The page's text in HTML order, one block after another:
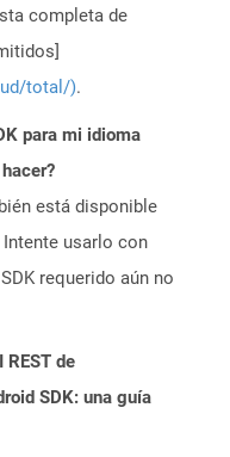
completa de
total/).
para mi idioma
está disponible
usarlo con
requerido aún no
de
SDK: una guía